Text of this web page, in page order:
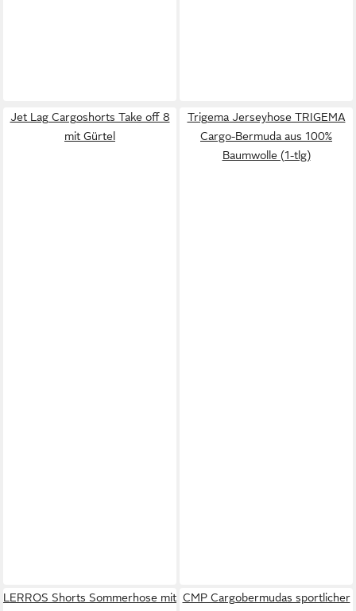
Jet Lag Cargoshorts Take off 8
mit Gürtel
Trigema Jerseyhose TRIGEMA
Cargo-Bermuda aus 100%
Baumwolle (1-tlg)
LERROS Shorts Sommerhose mit CMP Cargobermudas sportlicher